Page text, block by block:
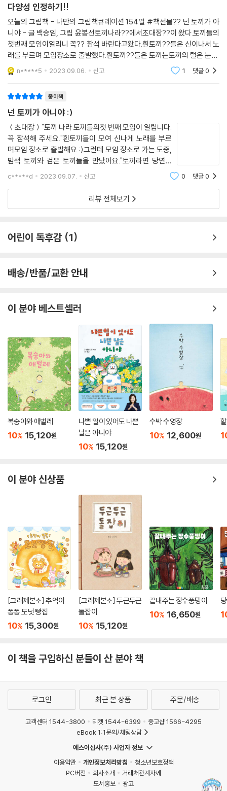
인물이 되어
4학년 1학기 국어 10. 인물의 마음을 알아봐요
다양성 인정하기!!
오늘의 그림책 - 나만의 그림책큐레이션 154일 #책선물?? 넌 토끼가 아
니야 - 글 백승임, 그림 윤봉선토끼나라??에서초대장??이 왔다.토끼들의
첫번째 모임이열리니 꼭?? 참석 바란다고왔다.흰토끼??들은 신이나서 노
래를 부르며 모임장소로 출발했다.흰토끼??들은 토끼는토끼의 털은 눈??
처럼 하얀 털을 좋아할거라 생각한다.그런데 ??얼마쯤 갔을까?다른 색
의?? 털을 가진토끼들을 보
n*****5 2023.09.06. 신고 1 댓글0
종이책
넌 토끼가 아니야 :)
＜초대장＞"토끼 나라 토끼들의첫 번째 모임이 열립니다.
꼭 참석해 주세요."흰토끼들이 모여 신나게 노래를 부르
며모임 장소로 출발해요 :)그런데 모임 장소로 가는 도중,
밤색 토끼와 검은 토끼들을 만났어요."토끼라면 당연히
흰토끼,우리처럼 보송보송 하얘야 해."그런데 다른 토끼
일일까요?!"그냥 돌아갈까?"잔뜩 실망한 토끼
c*****d 2023.09.07. 신고 0 댓글0
리뷰 전체보기
어린이 독후감 1
배송/반품/교환 안내
이 분야 베스트셀러
복숭아와 애벌레
10% 15,120원
나쁜 일이 있어도 나쁜
날은 아니야
10% 15,120원
수박 수영장
10% 12,600원
이 분야 신상품
[그래제본소] 추억이
퐁퐁 도넛 빵집
10% 15,300원
[그래제본소] 두근두근
돌잡이
10% 15,120원
끝내주는 장수풍뎅이
10% 16,650원
이 책을 구입하신 분들이 산 분야 책
로그인 최근 본 상품 주문/배송
고객센터 1544-3800 티켓 1544-6399
중고샵 1566-4295
eBook 1:1문의/채팅상담
예스이십사(주) 사업자 정보
이용약관
개인정보처리방침
청소년보호정책
PC버전
회사소개
거래처관계자께
도서홍보
광고